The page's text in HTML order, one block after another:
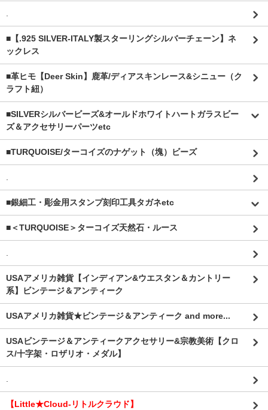
.
■【.925 SILVER-ITALY製スターリングシルバーチェーン】ネ
ックレス
■革ヒモ【Deer Skin】鹿革/ディアスキンレース&シニュー（ク
ラフト紐）
■SILVERシルバービーズ&オールドホワイトハートガラスビー
ズ＆アクセサリーパーツetc
■TURQUOISE/ターコイズのナゲット（塊）ビーズ
.
■銀細工・彫金用スタンプ刻印工具タガネetc
■＜TURQUOISE＞ターコイズ天然石・ルース
.
USAアメリカ雑貨【インディアン&ウエスタン＆カントリー
系】ビンテージ＆アンティーク
USAアメリカ雑貨★ビンテージ＆アンティーク and more...
USAビンテージ＆アンティークアクセサリー&宗教美術【クロ
ス/十字架・ロザリオ・メダル】
.
【Little★Cloud-リトルクラウド】